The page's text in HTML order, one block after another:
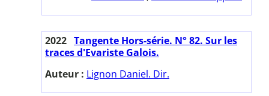
2022 Tangente Hors-série. N° 82. Sur les
traces d'Evariste Galois.
Auteur : Lignon Daniel. Dir.